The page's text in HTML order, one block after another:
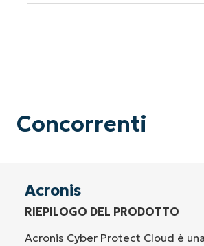
Concorrenti
Acronis
RIEPILOGO DEL PRODOTTO
Acronis Cyber Protect Cloud è